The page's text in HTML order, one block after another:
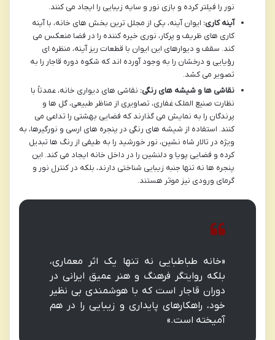
نور را فیلتر کرده و بازی نور و سایه زیبایی را ایجاد می کنند.
آینه کاری: ایوان آینه، یکی از مجلل ترین بخش های خانه، با آینه
کاری های ظریف و پرکار، نوری خیره کننده را در فضا منعکس می
کند. سقف و دیوارهای این ایوان با قطعات ریز آینه، منظره ای
رؤیایی و درخشان را به وجود آورده اند که شکوه دوره قاجار را به
تصویر می کشد.
نقاشی ها و شیشه های رنگی: نقاشی های دیواری خانه، عمدتاً با
نظارت صنیع الملک غفاری، تصاویری از مناظر طبیعی، گل ها و
پرندگان را به نمایش می گذارند که فضایی بهشتی را تداعی می
کنند. استفاده از شیشه های رنگی در پنجره های ارسی و نورگیرها، به
ویژه در تالار شاه نشین، نور خورشید را به طیفی از رنگ ها تبدیل
کرده و فضایی پویا و دلنشین را در داخل خانه ایجاد می کند. این
پنجره ها نه تنها جنبه زیبایی شناختی دارند، بلکه در کنترل نور و
گرمای ورودی نیز موثر هستند.
«خانه طباطبایی نه تنها یک اثر معماری،
بلکه روایتگر فرهنگ و هنر عمیق ایرانی در
دوران قاجار است که با هوشمندی بی نظیر
خود، راهکارهای پایداری و زیبایی را در هم
آمیخته است.»